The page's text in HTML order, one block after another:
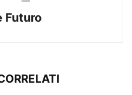
Futuro